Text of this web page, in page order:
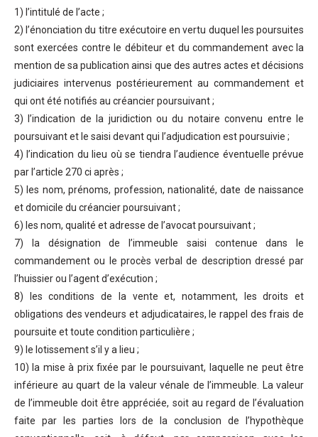
1) l’intitulé de l’acte ;
2) l’énonciation du titre exécutoire en vertu duquel les poursuites
sont exercées contre le débiteur et du commandement avec la
mention de sa publication ainsi que des autres actes et décisions
judiciaires intervenus postérieurement au commandement et
qui ont été notifiés au créancier poursuivant ;
3) l’indication de la juridiction ou du notaire convenu entre le
poursuivant et le saisi devant qui l’adjudication est poursuivie ;
4) l’indication du lieu où se tiendra l’audience éventuelle prévue
par l’article 270 ci après ;
5) les nom, prénoms, profession, nationalité, date de naissance
et domicile du créancier poursuivant ;
6) les nom, qualité et adresse de l’avocat poursuivant ;
7) la désignation de l’immeuble saisi contenue dans le
commandement ou le procès verbal de description dressé par
l’huissier ou l’agent d’exécution ;
8) les conditions de la vente et, notamment, les droits et
obligations des vendeurs et adjudicataires, le rappel des frais de
poursuite et toute condition particulière ;
9) le lotissement s’il y a lieu ;
10) la mise à prix fixée par le poursuivant, laquelle ne peut être
inférieure au quart de la valeur vénale de l’immeuble. La valeur
de l’immeuble doit être appréciée, soit au regard de l’évaluation
faite par les parties lors de la conclusion de l’hypothèque